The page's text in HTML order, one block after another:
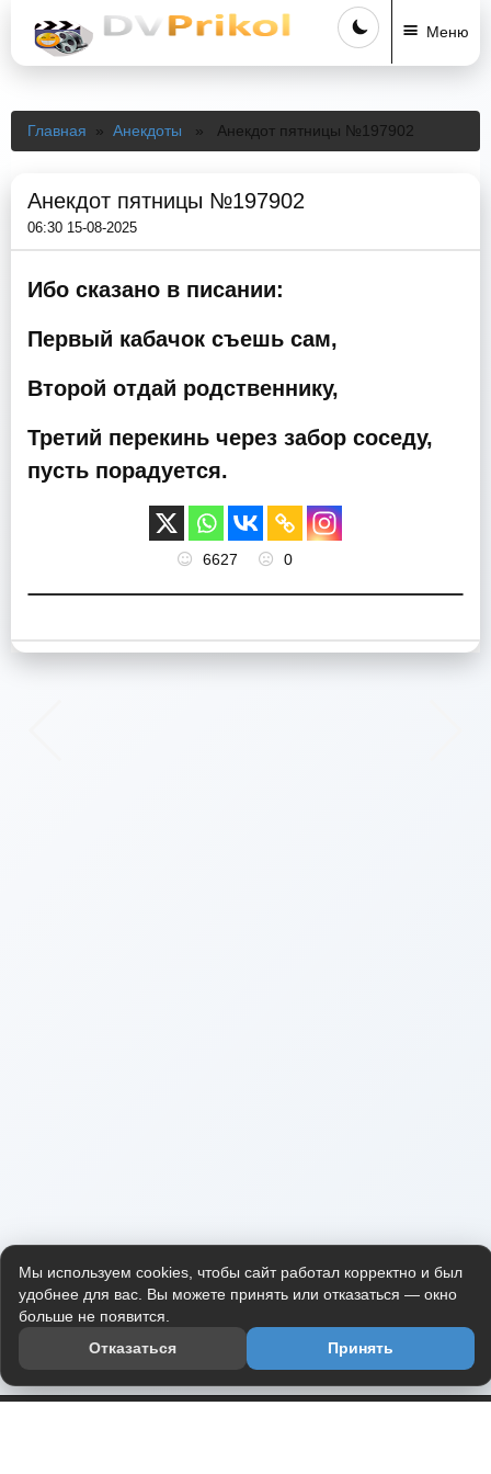
Меню
Главная » Анекдоты » Анекдот пятницы №197902
Анекдот пятницы №197902
06:30 15-08-2025
Ибо сказано в писании:
Первый кабачок съешь сам,
Второй отдай родственнику,
Третий перекинь через забор соседу,
пусть порадуется.
6627 0
Мы используем cookies, чтобы сайт работал корректно и был
удобнее для вас. Вы можете принять или отказаться — окно
больше не появится.
Отказаться
Принять